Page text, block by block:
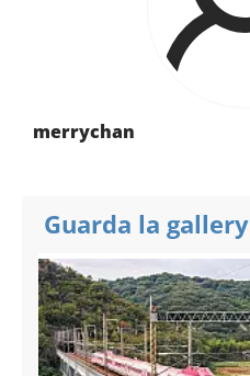
merrychan
Guarda la gallery